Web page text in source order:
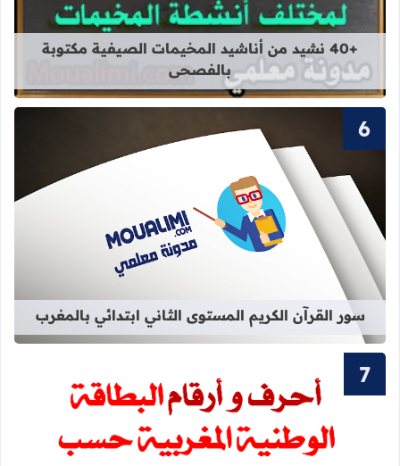
قراءة المزيد عن +40 نشيد من أناشيد المخيمات الصيفية مكتوبة بالفصحى
+40 نشيد من أناشيد المخيمات الصيفية مكتوبة
بالفصحى
قراءة المزيد عن سور القرآن الكريم
سور القرآن الكريم المستوى الثاني ابتدائي بالمغرب